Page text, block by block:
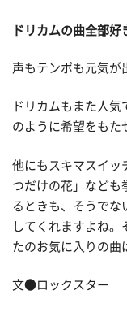
ドリカムの曲全部好
声もテンポも元気が
ドリカムもまた人気
のように希望をもた
他にもスキマスイッ
つだけの花」なども
るときも、そうでな
してくれますよね
たのお気に入りの曲
文●ロックスター